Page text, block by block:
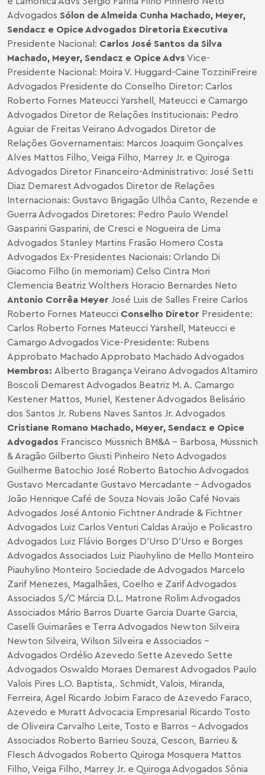
Advogados Sólon de Almeida Cunha Machado, Meyer,
Sendacz e Opice Advogados Diretoria Executiva
Presidente Nacional: Carlos José Santos da Silva
Machado, Meyer, Sendacz e Opice Advs Vice-
Presidente Nacional: Moira V. Huggard-Caine TozziniFreire
Advogados Presidente do Conselho Diretor: Carlos
Roberto Fornes Mateucci Yarshell, Mateucci e Camargo
Advogados Diretor de Relações Institucionais: Pedro
Aguiar de Freitas Veirano Advogados Diretor de
Relações Governamentais: Marcos Joaquim Gonçalves
Alves Mattos Filho, Veiga Filho, Marrey Jr. e Quiroga
Advogados Diretor Financeiro-Administrativo: José Setti
Diaz Demarest Advogados Diretor de Relações
Internacionais: Gustavo Brigagão Ulhôa Canto, Rezende e
Guerra Advogados Diretores: Pedro Paulo Wendel
Gasparini Gasparini, de Cresci e Nogueira de Lima
Advogados Stanley Martins Frasão Homero Costa
Advogados Ex-Presidentes Nacionais: Orlando Di
Giacomo Filho (in memoriam) Celso Cintra Mori
Clemencia Beatriz Wolthers Horacio Bernardes Neto
Antonio Corrêa Meyer José Luis de Salles Freire Carlos
Roberto Fornes Mateucci Conselho Diretor Presidente:
Carlos Roberto Fornes Mateucci Yarshell, Mateucci e
Camargo Advogados Vice-Presidente: Rubens
Approbato Machado Approbato Machado Advogados
Membros: Alberto Bragança Veirano Advogados Altamiro
Boscoli Demarest Advogados Beatriz M. A. Camargo
Kestener Mattos, Muriel, Kestener Advogados Belisário
dos Santos Jr. Rubens Naves Santos Jr. Advogados
Cristiane Romano Machado, Meyer, Sendacz e Opice
Advogados Francisco Müssnich BM&A – Barbosa, Müssnich
& Aragão Gilberto Giusti Pinheiro Neto Advogados
Guilherme Batochio José Roberto Batochio Advogados
Gustavo Mercadante Gustavo Mercadante – Advogados
João Henrique Café de Souza Novais João Café Novais
Advogados José Antonio Fichtner Andrade & Fichtner
Advogados Luiz Carlos Venturi Caldas Araújo e Policastro
Advogados Luiz Flávio Borges D′Urso D′Urso e Borges
Advogados Associados Luiz Piauhylino de Mello Monteiro
Piauhylino Monteiro Sociedade de Advogados Marcelo
Zarif Menezes, Magalhães, Coelho e Zarif Advogados
Associados S/C Márcia D.L. Matrone Rolim Advogados
Associados Mário Barros Duarte Garcia Duarte Garcia,
Caselli Guimarães e Terra Advogados Newton Silveira
Newton Silveira, Wilson Silveira e Associados -
Advogados Ordélio Azevedo Sette Azevedo Sette
Advogados Oswaldo Moraes Demarest Advogados Paulo
Valois Pires L.O. Baptista,. Schmidt, Valois, Miranda,
Ferreira, Agel Ricardo Jobim Faraco de Azevedo Faraco,
Azevedo e Muratt Advocacia Empresarial Ricardo Tosto
de Oliveira Carvalho Leite, Tosto e Barros - Advogados
Associados Roberto Barrieu Souza, Cescon, Barrieu &
Flesch Advogados Roberto Quiroga Mosquera Mattos
Filho, Veiga Filho, Marrey Jr. e Quiroga Advogados Sônia